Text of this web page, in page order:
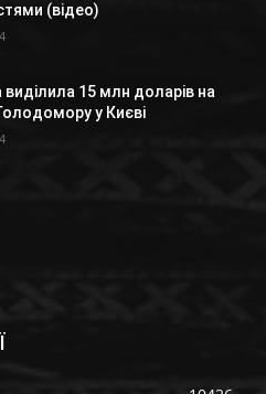
(відео)
виділила 15 млн доларів на
у Києві